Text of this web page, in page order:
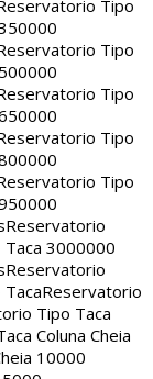
Tipo
Tipo
Tipo
Tipo
Tipo
Reservatorio
3000000
Reservatorio
Reservatorio
Tipo Taca
Coluna Cheia
10000